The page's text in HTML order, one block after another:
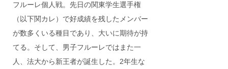
フルーレ個人戦。先日の関東学生選手権
（以下関カレ）で好成績を残したメンバー
が数多くいる種目であり、大いに期待が持
てる。そして、男子フルーレではまた一
人、法大から新王者が誕生した。2年生な